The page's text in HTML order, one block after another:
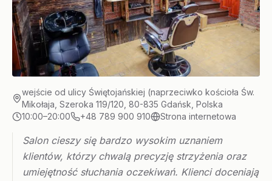
wejście od ulicy Świętojańskiej (naprzeciwko kościoła Św.
Mikołaja, Szeroka 119/120, 80-835 Gdańsk, Polska
10:00–20:00
+48 789 900 910 Strona internetowa
Salon cieszy się bardzo wysokim uznaniem
klientów, którzy chwalą precyzję strzyżenia oraz
umiejętność słuchania oczekiwań. Klienci doceniają